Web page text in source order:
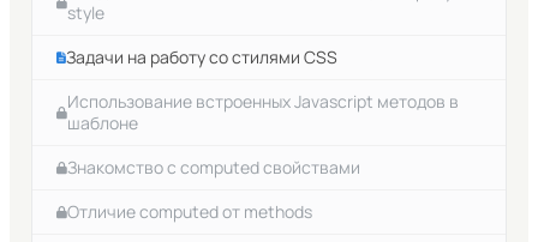
style
Задачи на работу со стилями CSS
Использование встроенных Javascript методов в
шаблоне
Знакомство с computed свойствами
Отличие computed от methods